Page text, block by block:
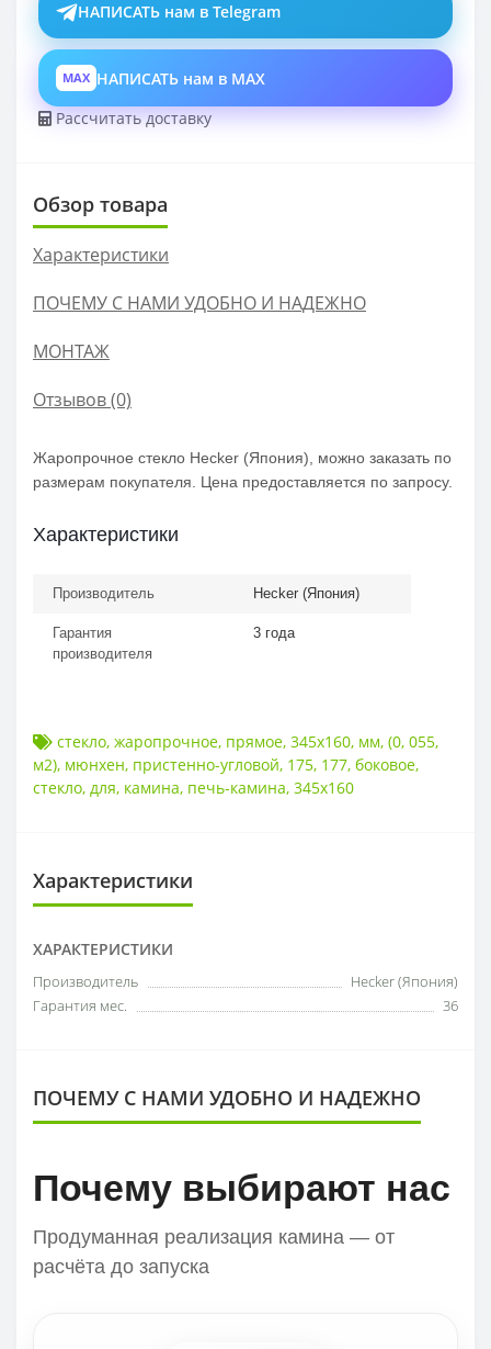
НАПИСАТЬ нам в Telegram
MAX НАПИСАТЬ нам в MAX
Рассчитать доставку
Обзор товара
Характеристики
ПОЧЕМУ С НАМИ УДОБНО И НАДЕЖНО
МОНТАЖ
Отзывов (0)
Жаропрочное стекло Hecker (Япония), можно заказать по
размерам покупателя. Цена предоставляется по запросу.
Характеристики
Производитель Hecker (Япония)
Гарантия
производителя
3 года
стекло, жаропрочное, прямое, 345x160, мм, (0, 055,
м2), мюнхен, пристенно-угловой, 175, 177, боковое,
стекло, для, камина, печь-камина, 345x160
Характеристики
ХАРАКТЕРИСТИКИ
Производитель
Hecker (Япония)
Гарантия мес.
36
ПОЧЕМУ С НАМИ УДОБНО И НАДЕЖНО
Почему выбирают нас
Продуманная реализация камина — от
расчёта до запуска